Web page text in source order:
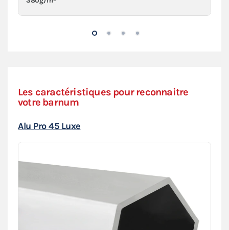
Les caractéristiques pour reconnaitre
votre barnum
Alu Pro 45 Luxe